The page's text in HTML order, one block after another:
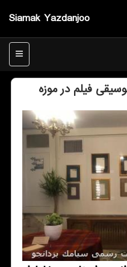
Siamak Yazdanjoo
منو
فیلم در موزه